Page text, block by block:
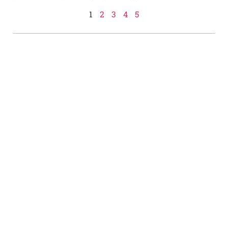
1 2 3 4 5